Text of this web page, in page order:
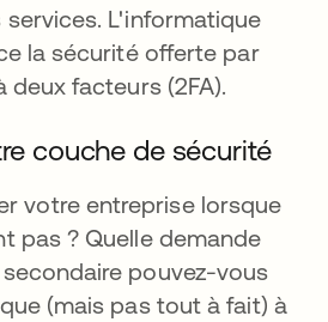
L'informatique
la sécurité offerte par
facteurs (2FA).
couche de sécurité
votre entreprise lorsque
pas ? Quelle demande
pouvez-vous
(mais pas tout à fait) à